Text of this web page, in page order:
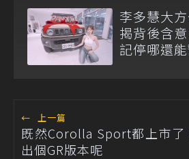
李多慧大
揭背後含
記停哪還
← 上一篇
既然Corolla Sport都上市了
出個GR版本呢